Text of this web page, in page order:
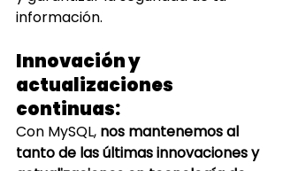
información.
Innovación y
actualizaciones
continuas:
Con MySQL, nos mantenemos al
tanto de las últimas innovaciones y